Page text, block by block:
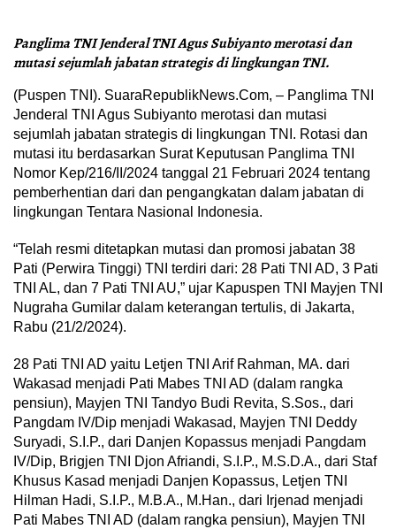
Panglima TNI Jenderal TNI Agus Subiyanto merotasi dan
mutasi sejumlah jabatan strategis di lingkungan TNI.
(Puspen TNI). SuaraRepublikNews.Com, – Panglima TNI
Jenderal TNI Agus Subiyanto merotasi dan mutasi
sejumlah jabatan strategis di lingkungan TNI. Rotasi dan
mutasi itu berdasarkan Surat Keputusan Panglima TNI
Nomor Kep/216/II/2024 tanggal 21 Februari 2024 tentang
pemberhentian dari dan pengangkatan dalam jabatan di
lingkungan Tentara Nasional Indonesia.
“Telah resmi ditetapkan mutasi dan promosi jabatan 38
Pati (Perwira Tinggi) TNI terdiri dari: 28 Pati TNI AD, 3 Pati
TNI AL, dan 7 Pati TNI AU,” ujar Kapuspen TNI Mayjen TNI
Nugraha Gumilar dalam keterangan tertulis, di Jakarta,
Rabu (21/2/2024).
28 Pati TNI AD yaitu Letjen TNI Arif Rahman, MA. dari
Wakasad menjadi Pati Mabes TNI AD (dalam rangka
pensiun), Mayjen TNI Tandyo Budi Revita, S.Sos., dari
Pangdam IV/Dip menjadi Wakasad, Mayjen TNI Deddy
Suryadi, S.I.P., dari Danjen Kopassus menjadi Pangdam
IV/Dip, Brigjen TNI Djon Afriandi, S.I.P., M.S.D.A., dari Staf
Khusus Kasad menjadi Danjen Kopassus, Letjen TNI
Hilman Hadi, S.I.P., M.Β.Α., M.Han., dari Irjenad menjadi
Pati Mabes TNI AD (dalam rangka pensiun), Mayjen TNI